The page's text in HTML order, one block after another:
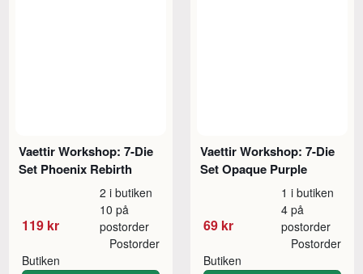
Vaettir Workshop: 7-Die
Set Phoenix Rebirth
119 kr
2 i butiken
10 på
postorder
Butiken
Postorder
Vaettir Workshop: 7-Die
Set Opaque Purple
69 kr
1 i butiken
4 på
postorder
Butiken
Postorder